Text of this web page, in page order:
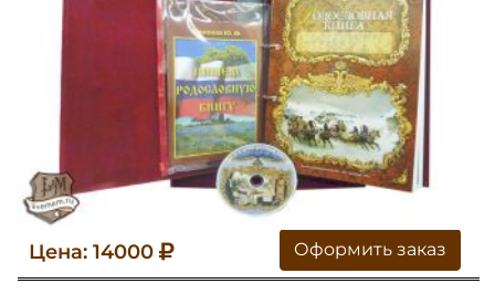
Цена: 14000 Оформить заказ